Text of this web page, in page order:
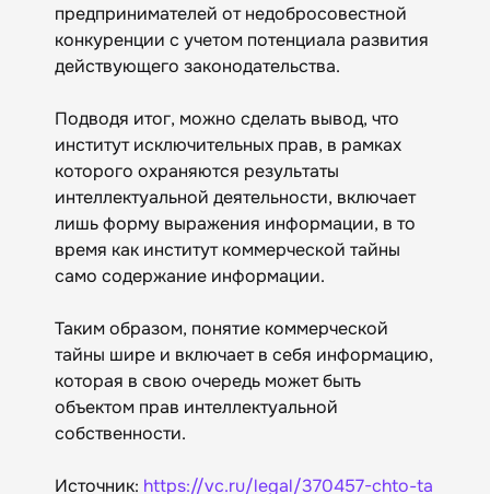
предпринимателей от недобросовестной
конкуренции с учетом потенциала развития
действующего законодательства.
Подводя итог, можно сделать вывод, что
институт исключительных прав, в рамках
которого охраняются результаты
интеллектуальной деятельности, включает
лишь форму выражения информации, в то
время как институт коммерческой тайны
само содержание информации.
Таким образом, понятие коммерческой
тайны шире и включает в себя информацию,
которая в свою очередь может быть
объектом прав интеллектуальной
собственности.
Источник: https://vc.ru/legal/370457-chto-ta